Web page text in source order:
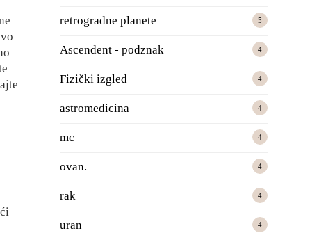
retrogradne planete 5
Ascendent - podznak 4
Fizički izgled 4
astromedicina 4
mc 4
ovan. 4
rak 4
uran 4